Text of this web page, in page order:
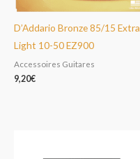
D’Addario Bronze 85/15 Extra
Light 10-50 EZ900
Accessoires Guitares
9,20€